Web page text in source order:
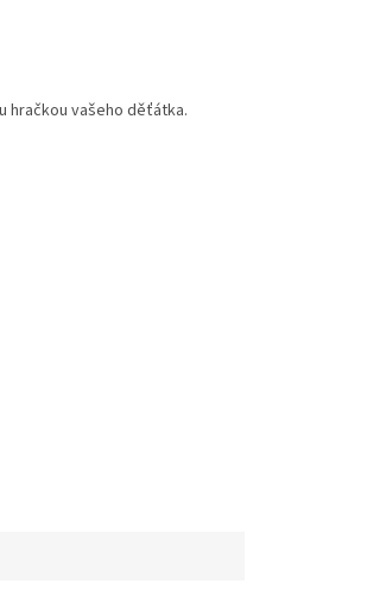
hračkou vašeho děťátka.